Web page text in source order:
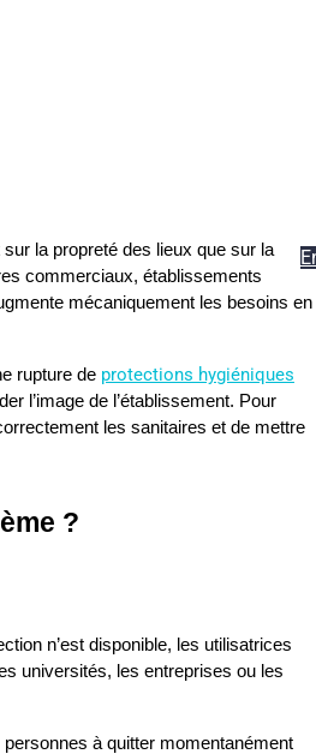
la propreté des lieux que sur la
commerciaux, établissements
mécaniquement les besoins en
rupture de protections hygiéniques
l’image de l’établissement. Pour
les sanitaires et de mettre
?
n’est disponible, les utilisatrices
universités, les entreprises ou les
à quitter momentanément